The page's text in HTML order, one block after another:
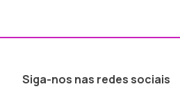
Siga-nos nas redes sociais